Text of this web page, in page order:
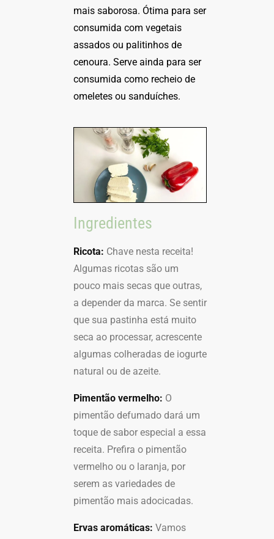
mais saborosa. Ótima para ser
consumida com vegetais
assados ou palitinhos de
cenoura. Serve ainda para ser
consumida como recheio de
omeletes ou sanduíches.
Ingredientes
Ricota: Chave nesta receita!
Algumas ricotas são um
pouco mais secas que outras,
a depender da marca. Se sentir
que sua pastinha está muito
seca ao processar, acrescente
algumas colheradas de iogurte
natural ou de azeite.
Pimentão vermelho: O
pimentão defumado dará um
toque de sabor especial a essa
receita. Prefira o pimentão
vermelho ou o laranja, por
serem as variedades de
pimentão mais adocicadas.
Ervas aromáticas: Vamos